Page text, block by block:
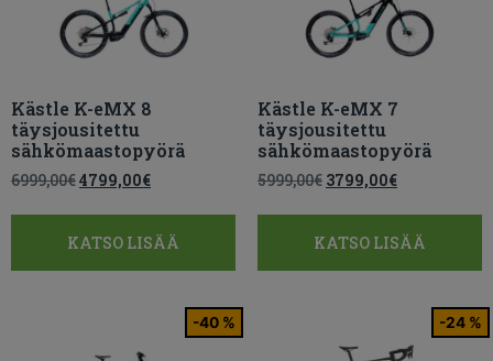
Kästle K-eMX 8
täysjousitettu
sähkömaastopyörä
6999,00€4799,00€
KATSO LISÄÄ
Kästle K-eMX 7
täysjousitettu
sähkömaastopyörä
5999,00€ 3799,00€
KATSO LISÄÄ
-40 % -24 %